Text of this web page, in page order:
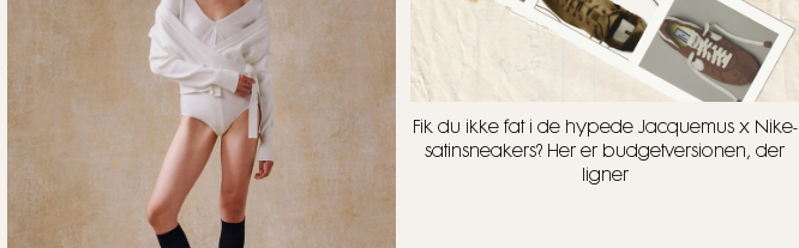
Fik du ikke fat i de hypede Jacquemus x Nike-
satinsneakers? Her er budgetversionen, der
ligner